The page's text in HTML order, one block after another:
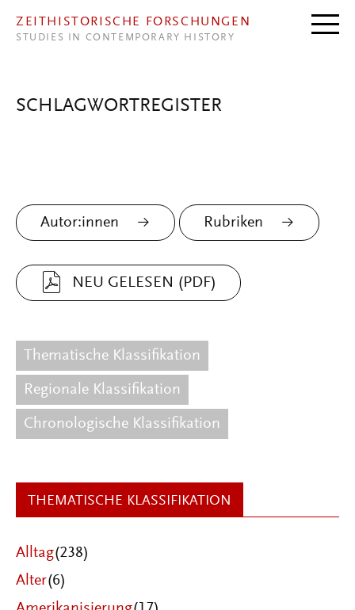
ZEITHISTORISCHE FORSCHUNGEN
STUDIES IN CONTEMPORARY HISTORY
SCHLAGWORTREGISTER
Autor:innen Rubriken
NEU GELESEN (PDF)
Thematische Klassifikation
Regionale Klassifikation
Chronologische Klassifikation
THEMATISCHE KLASSIFIKATION
Alltag(238)
Alter(6)